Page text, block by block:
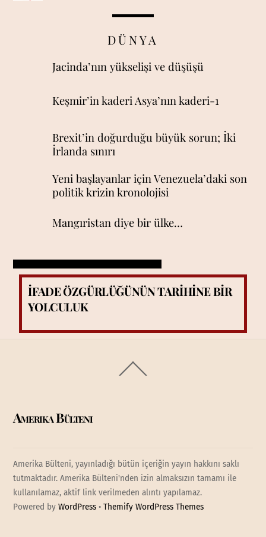
DÜNYA
Jacinda’nın yükselişi ve düşüşü
Keşmir’in kaderi Asya’nın kaderi-1
Brexit’in doğurduğu büyük sorun; İki
İrlanda sınırı
Yeni başlayanlar için Venezuela’daki son
politik krizin kronolojisi
Mangıristan diye bir ülke…
İFADE ÖZGÜRLÜĞÜNÜN TARİHİNE BİR
YOLCULUK
To
Amerika Bülteni
Amerika Bülteni, yayınladığı bütün içeriğin yayın hakkını saklı
tutmaktadır. Amerika Bülteni'nden izin almaksızın tamamı ile
kullanılamaz, aktif link verilmeden alıntı yapılamaz.
Powered byWordPress •Themify WordPress Themes